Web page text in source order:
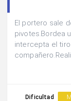
El portero sale
pivotes.Bordea
intercepta el
Dificultad